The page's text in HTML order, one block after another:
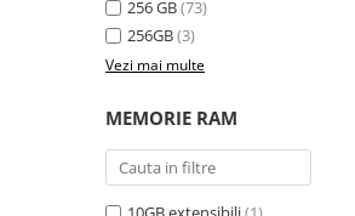
electrică portabile
Panouri solare portabile
Statii incarcare masini electrice
Media player cu Android
256 GB(73)
256GB(3)
Vezi mai multe
MEMORIE RAM